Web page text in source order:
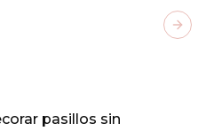
pasillos sin